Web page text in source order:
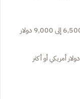
مرحلة البكالوريوس: تتراوح الرسوم السنوية بين 6,500 إلى 9,000 دولار
مرحلة الماجستير: قد تصل الرسوم إلى 10,000 دولار أمريكي أو أكثر